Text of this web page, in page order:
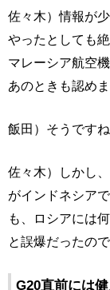
佐々木）情報が
やったとしても
マレーシア航空
あのときも認め
飯田）そうですね
佐々木）しかし
がインドネシア
も、ロシアには
と誤爆だったの
G20直前には